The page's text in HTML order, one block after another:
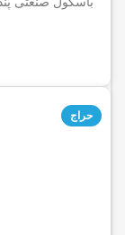
حراج